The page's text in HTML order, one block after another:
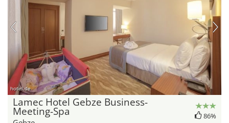
hotel.de
Lamec Hotel Gebze Business-
Meeting-Spa 86%